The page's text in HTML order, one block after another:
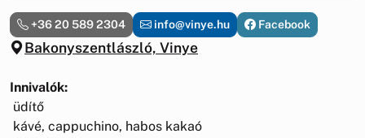
Bakonyszentlászló, Vinye
+36 20 589 2304 info@vinye.hu Facebook
Innivalók:
üdítő
kávé, cappuchino, habos kakaó